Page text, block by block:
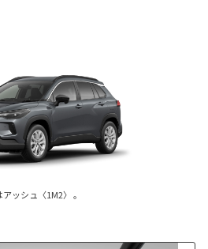
ッシュ〈1M2〉 。